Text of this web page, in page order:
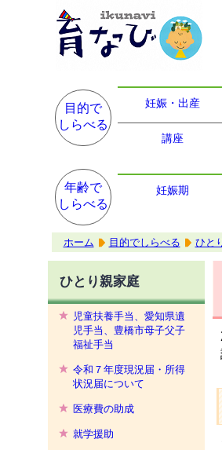
目的で
しらべる
妊娠・出産
講座
年齢で
しらべる
妊娠期
ホーム 目的でしらべる ひと
ひとり親家庭
児童扶養手当、愛知県遺
児手当、豊橋市母子父子
福祉手当
令和７年度現況届・所得
状況届について
医療費の助成
就学援助